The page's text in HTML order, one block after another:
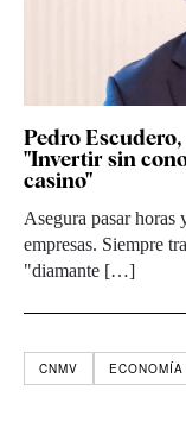
Pedro
"Invertir sin
casino"
Asegura pasar horas
empresas. Siempre
"diamante […]
CNMV ECONOMÍA